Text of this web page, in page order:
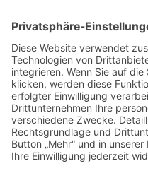
E-Mail
Diese E-Mail-Adresse ist vor
muss JavaScript eingeschaltet
Diese E-Mail-Adresse ist vor
muss JavaScript eingeschaltet
Telefon Service-Team
Tel: 0261-1349 5200